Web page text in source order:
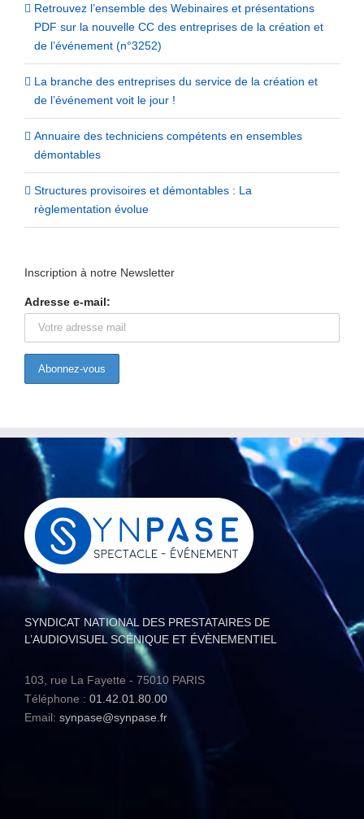
Retrouvez l’ensemble des Webinaires et présentations
PDF sur la nouvelle CC des entreprises de la création et
de l’événement (n°3252)
La branche des entreprises du service de la création et
de l’événement voit le jour !
Annuaire des techniciens compétents en ensembles
démontables
Structures provisoires et démontables : La
règlementation évolue
Inscription à notre Newsletter
Adresse e-mail:
SYNDICAT NATIONAL DES PRESTATAIRES DE
L’AUDIOVISUEL SCÉNIQUE ET ÉVÈNEMENTIEL
103, rue La Fayette - 75010 PARIS
Téléphone : 01.42.01.80.00
Email: synpase@synpase.fr